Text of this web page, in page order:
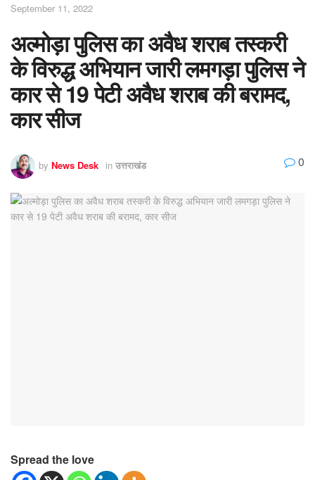
September 11, 2022
अल्मोड़ा पुलिस का अवैध शराब तस्करी
के विरुद्ध अभियान जारी लमगड़ा पुलिस ने
कार से 19 पेटी अवैध शराब की बरामद,
कार सीज
by News Desk in उत्तराखंड 0
Spread the love